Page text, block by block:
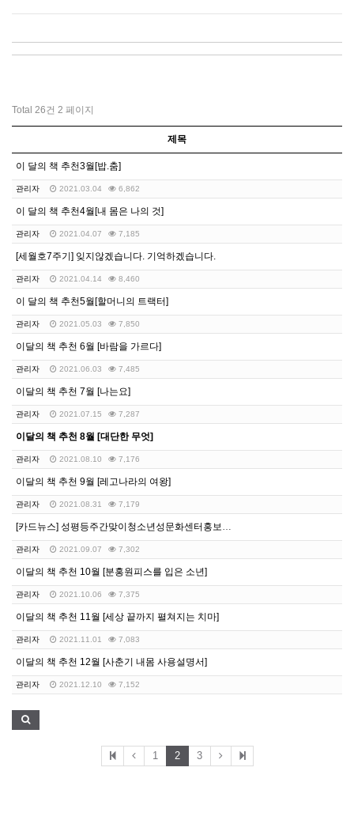
Total 26건 2 페이지
제목
이 달의 책 추천3월[밥.춤]
관리자 2021.03.04 6,862
이 달의 책 추천4월[내 몸은 나의 것]
관리자 2021.04.07 7,185
[세월호7주기] 잊지않겠습니다. 기억하겠습니다.
관리자 2021.04.14 8,460
이 달의 책 추천5월[할머니의 트랙터]
관리자 2021.05.03 7,850
이달의 책 추천 6월 [바람을 가르다]
관리자 2021.06.03 7,485
이달의 책 추천 7월 [나는요]
관리자 2021.07.15 7,287
이달의 책 추천 8월 [대단한 무엇]
관리자 2021.08.10 7,176
이달의 책 추천 9월 [레고나라의 여왕]
관리자 2021.08.31 7,179
[카드뉴스] 성평등주간맞이청소년성문화센터홍보카드뉴스
관리자 2021.09.07 7,302
이달의 책 추천 10월 [분홍원피스를 입은 소년]
관리자 2021.10.06 7,375
이달의 책 추천 11월 [세상 끝까지 펼쳐지는 치마]
관리자 2021.11.01 7,083
이달의 책 추천 12월 [사춘기 내몸 사용설명서]
관리자 2021.12.10 7,152
1 2 3